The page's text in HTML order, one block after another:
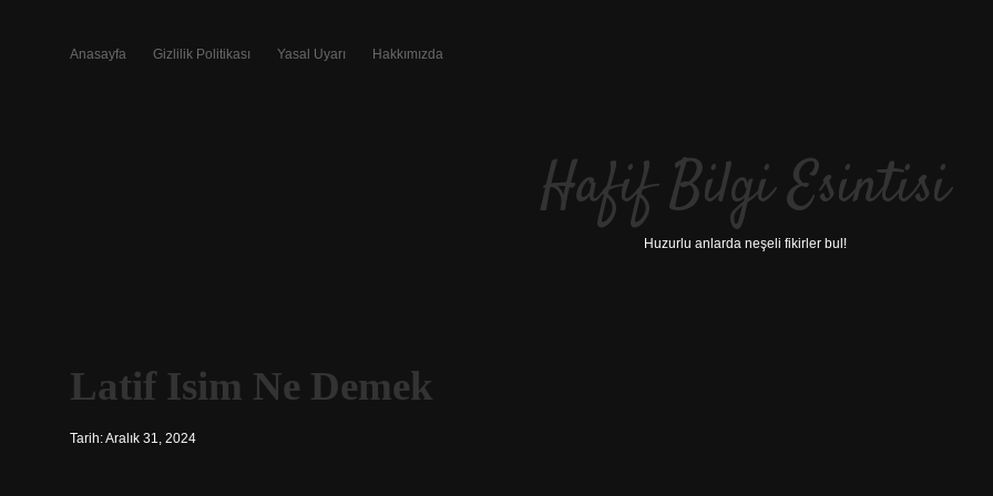
Anasayfa Gizlilik Politikası Yasal Uyarı Hakkımızda
Hafif Bilgi Esintisi
Huzurlu anlarda neşeli fikirler bul!
Latif Isim Ne Demek
Tarih: Aralık 31, 2024